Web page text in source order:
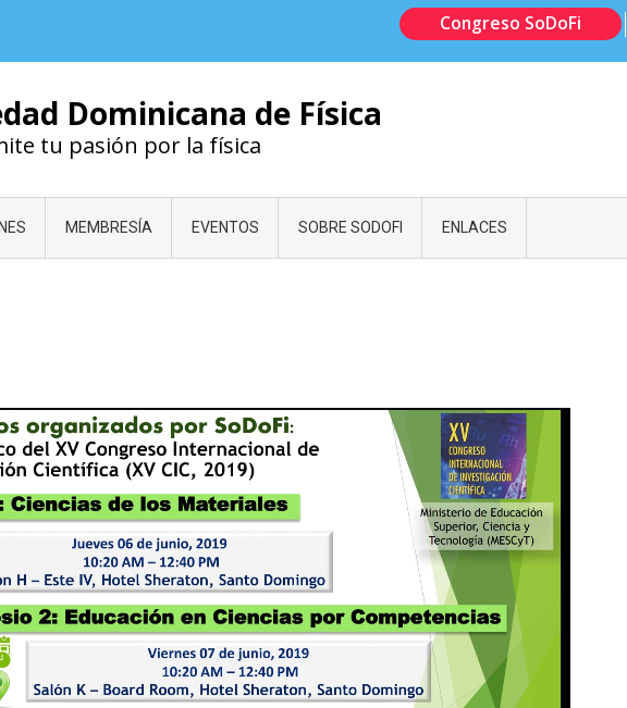
Congreso SoDoFi
Dominicana de Física
tu pasión por la física
MEMBRESÍA EVENTOS SOBRE SODOFI ENLACES